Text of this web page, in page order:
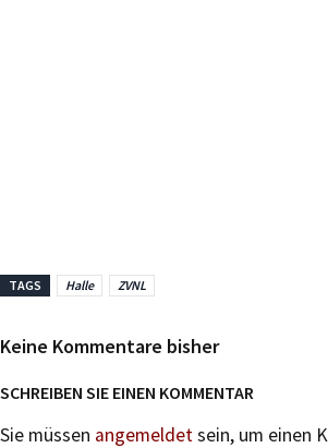
TAGS Halle ZVNL
Keine Kommentare bisher
SCHREIBEN SIE EINEN KOMMENTAR
Sie müssen angemeldetsein, um einen